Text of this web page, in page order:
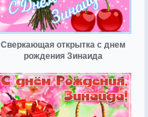
Сверкающая открытка с днем
рождения Зинаида